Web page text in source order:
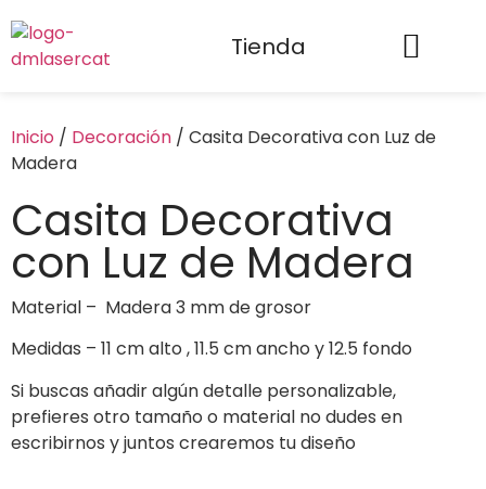
Tienda
Inicio / Decoración / Casita Decorativa con Luz de
Madera
Casita Decorativa
con Luz de Madera
Material – Madera 3 mm de grosor
Medidas – 11 cm alto , 11.5 cm ancho y 12.5 fondo
Si buscas añadir algún detalle personalizable,
prefieres otro tamaño o material no dudes en
escribirnos y juntos crearemos tu diseño